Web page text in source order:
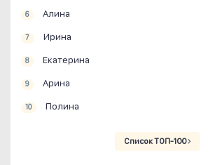
6 Алина
7 Ирина
8 Екатерина
9 Арина
10 Полина
Список ТОП-100